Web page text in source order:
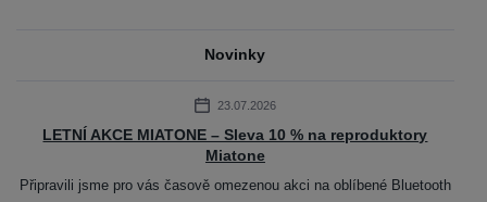
Novinky
23.07.2026
LETNÍ AKCE MIATONE – Sleva 10 % na reproduktory
Miatone
Připravili jsme pro vás časově omezenou akci na oblíbené Bluetooth